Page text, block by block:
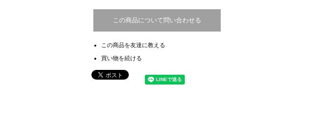
この商品について問い合わせる
この商品を友達に教える
買い物を続ける